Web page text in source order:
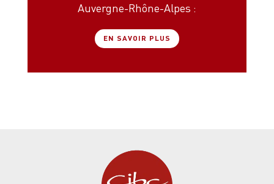
Auvergne-Rhône-Alpes :
EN SAVOIR PLUS